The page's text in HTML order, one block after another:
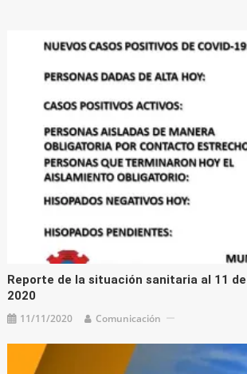
Reporte de la situación sanitaria al 11
2020
11/11/2020 Comunicación